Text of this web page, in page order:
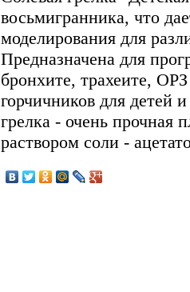
восьмигранника, что
моделирования для
Предназначена для
бронхите, трахеите,
горчичников для детей
грелка - очень прочная
раствором соли -